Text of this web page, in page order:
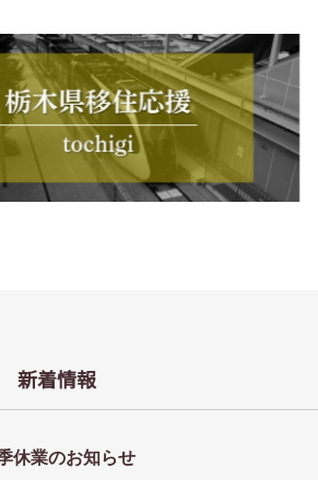
新着情報
休業のお知らせ